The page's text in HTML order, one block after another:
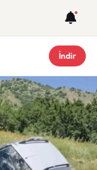
İndir